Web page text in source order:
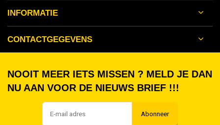
INFORMATIE
CONTACTGEGEVENS
NOOIT MEER IETS MISSEN ? MELD JE DAN
NU AAN VOOR DE NIEUWS BRIEF !!!
Abonneer